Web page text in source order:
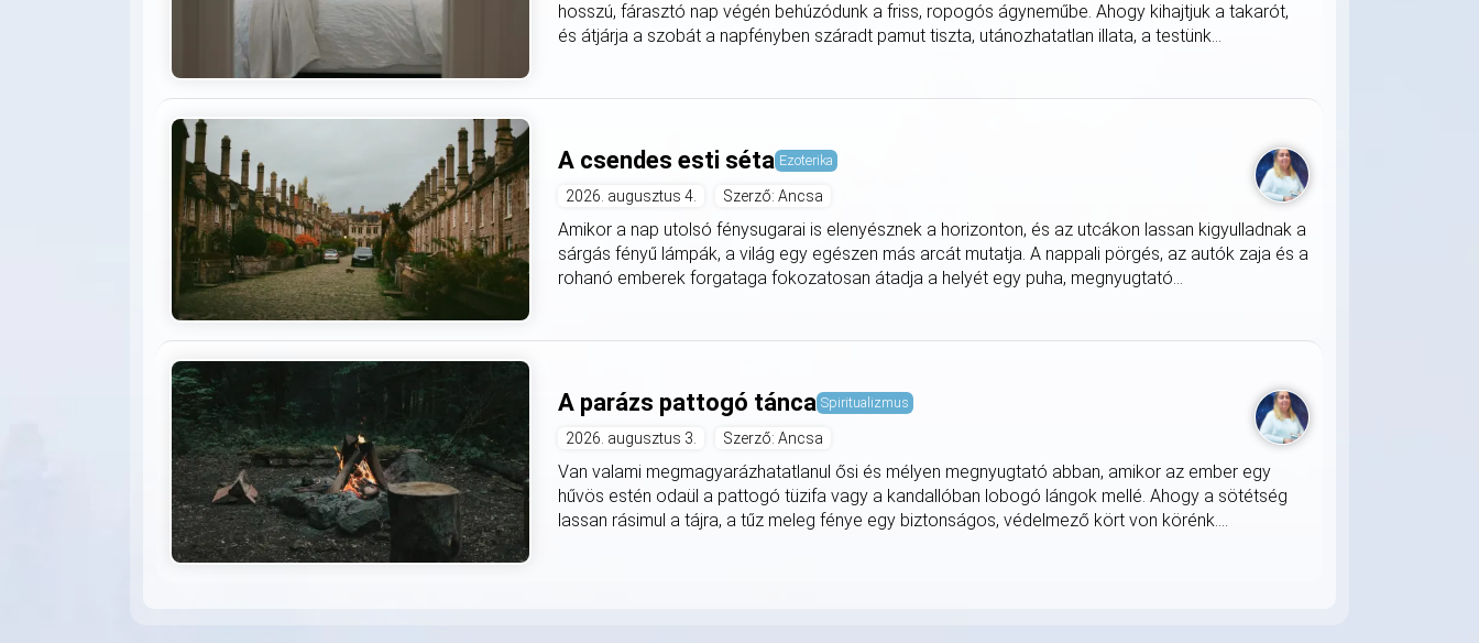
hosszú, fárasztó nap végén behúzódunk a friss, ropogós ágyneműbe. Ahogy kihajtjuk a takarót,
és átjárja a szobát a napfényben száradt pamut tiszta, utánozhatatlan illata, a testünk...
A csendes esti séta Ezoterika
2026. augusztus 4. Szerző: Ancsa
Amikor a nap utolsó fénysugarai is elenyésznek a horizonton, és az utcákon lassan kigyulladnak a
sárgás fényű lámpák, a világ egy egészen más arcát mutatja. A nappali pörgés, az autók zaja és a
rohanó emberek forgataga fokozatosan átadja a helyét egy puha, megnyugtató...
A parázs pattogó tánca Spiritualizmus
2026. augusztus 3. Szerző: Ancsa
Van valami megmagyarázhatatlanul ősi és mélyen megnyugtató abban, amikor az ember egy
hűvös estén odaül a pattogó tüzifa vagy a kandallóban lobogó lángok mellé. Ahogy a sötétség
lassan rásimul a tájra, a tűz meleg fénye egy biztonságos, védelmező kört von körénk....